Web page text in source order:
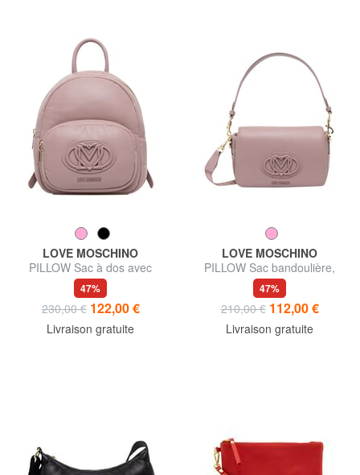
LOVE MOSCHINO
PILLOW Sac à dos avec
poche avant
47%
230,00 € 122,00 €
Livraison gratuite
LOVE MOSCHINO
PILLOW Sac bandoulière,
avec bandoulière
47%
210,00 € 112,00 €
Livraison gratuite